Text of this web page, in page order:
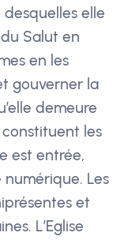
elle
Salut en
en les
gouverner la
demeure
les
est entrée,
numérique. Les
et
L’Eglise